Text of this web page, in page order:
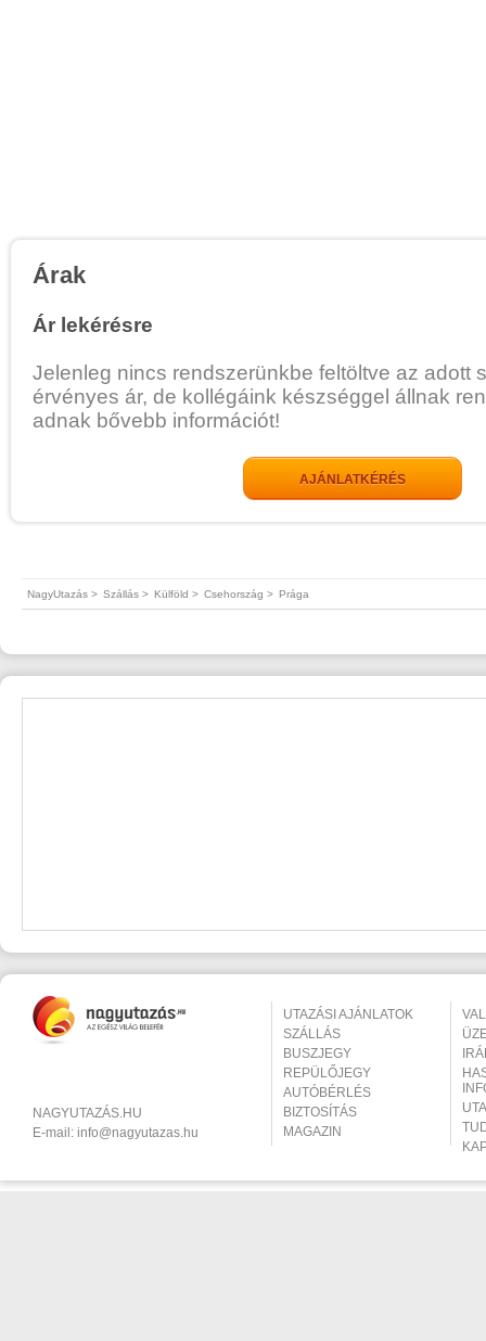
Árak
Ár lekérésre
Jelenleg nincs rendszerünkbe feltöltve az adott
érvényes ár, de kollégáink készséggel állnak
adnak bővebb információt!
AJÁNLATKÉRÉS
NagyUtazás > Szállás > Külföld > Csehország > Prága
NAGYUTAZÁS.HU
E-mail: info@nagyutazas.hu
UTAZÁSI AJÁNLATOK
SZÁLLÁS
BUSZJEGY
REPÜLŐJEGY
AUTÓBÉRLÉS
BIZTOSÍTÁS
MAGAZIN